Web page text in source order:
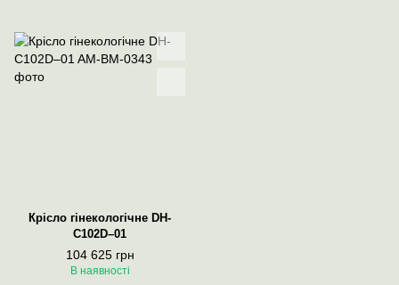
Крісло гінекологічне DH-
C102D–01
104 625 грн
В наявності